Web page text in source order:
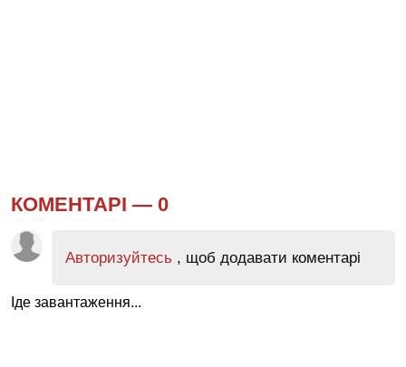
КОМЕНТАРІ — 0
Авторизуйтесь , щоб додавати коментарі
Іде завантаження...